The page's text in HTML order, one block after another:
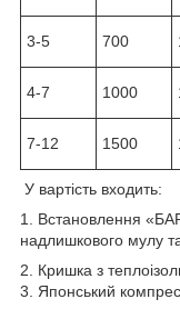
3-5 700
4-7 1000
7-12 1500
У вартість входить:
1. Встановлення
надлишкового мулу
2. Кришка з
3. Японський